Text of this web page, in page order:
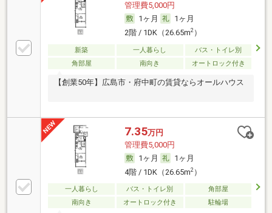
管理費5,000円
1ヶ月
1ヶ月
2階 / 1DK（26.65m2）
新築 一人暮らし
バス・トイレ別
角部屋
南向き オートロック付き
【創業50年】広島市・府中町の賃貸ならオールハウス
7.35万円
管理費5,000円
1ヶ月
1ヶ月
4階 / 1DK（26.65m2）
一人暮らし バス・トイレ別
角部屋
南向き
オートロック付き 駐輪場